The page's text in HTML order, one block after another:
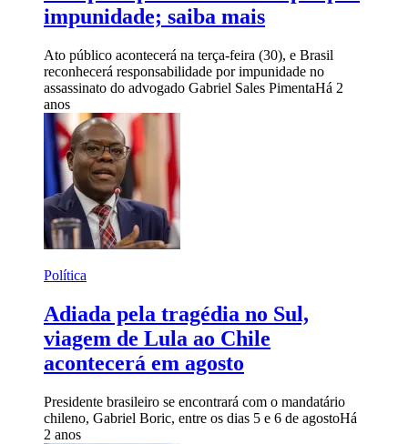
impunidade; saiba mais
Ato público acontecerá na terça-feira (30), e Brasil
reconhecerá responsabilidade por impunidade no
assassinato do advogado Gabriel Sales PimentaHá 2
anos
Política
Adiada pela tragédia no Sul,
viagem de Lula ao Chile
acontecerá em agosto
Presidente brasileiro se encontrará com o mandatário
chileno, Gabriel Boric, entre os dias 5 e 6 de agostoHá
2 anos